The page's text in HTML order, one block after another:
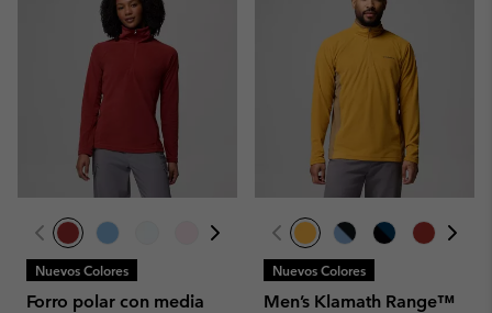
Nuevos Colores
Forro polar con media
Nuevos Colores
Men’s Klamath Range™